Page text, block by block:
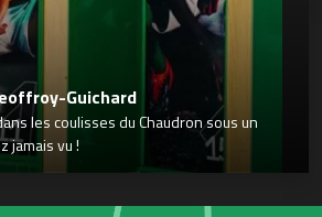
Guichard
les coulisses du Chaudron sous un
jamais vu !